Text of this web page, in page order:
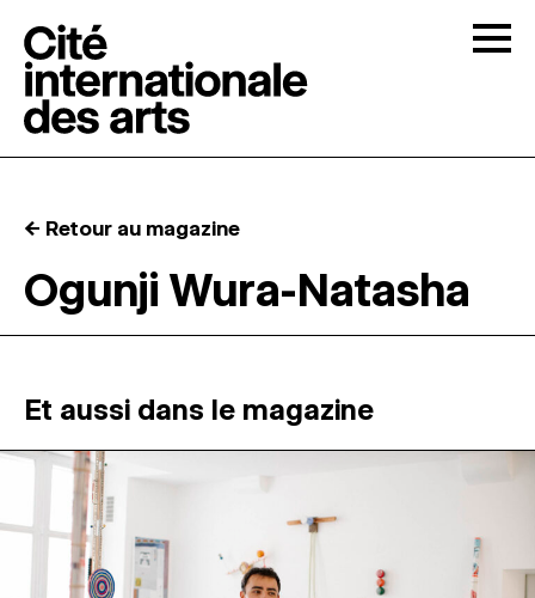
RÉSIDENCES ↓
ATELIERS OUVERTS
PROGRAMMATION
MAGAZINE
← Retour au magazine
Ogunji Wura-Natasha
Et aussi dans le magazine